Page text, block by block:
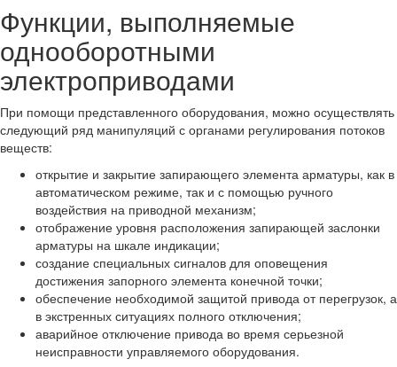
Функции, выполняемые
однооборотными
электроприводами
При помощи представленного оборудования, можно осуществлять
следующий ряд манипуляций с органами регулирования потоков
веществ:
открытие и закрытие запирающего элемента арматуры, как в
автоматическом режиме, так и с помощью ручного
воздействия на приводной механизм;
отображение уровня расположения запирающей заслонки
арматуры на шкале индикации;
создание специальных сигналов для оповещения
достижения запорного элемента конечной точки;
обеспечение необходимой защитой привода от перегрузок, а
в экстренных ситуациях полного отключения;
аварийное отключение привода во время серьезной
неисправности управляемого оборудования.